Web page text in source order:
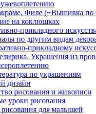
Филе (+Вышивка по
на коклюшках
прикладного
по другим видам
прикладному
Украшения из
по украшениям
дизайн
рисования и живописи
уроки рисования
для малышей